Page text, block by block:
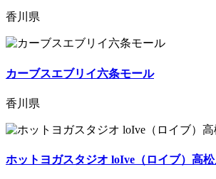
香川県
カーブスエブリイ六条モール
香川県
ホットヨガスタジオ loIve（ロイブ）高